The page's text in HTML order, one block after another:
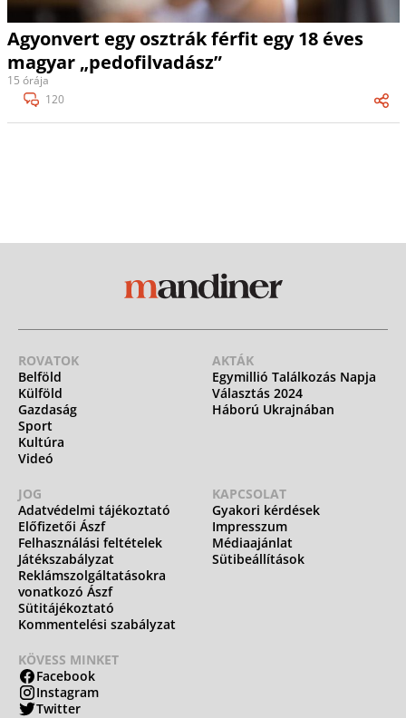
Agyonvert egy osztrák férfit egy 18 éves
magyar „pedofilvadász”
15 órája
120
ROVATOK
Belföld
Külföld
Gazdaság
Sport
Kultúra
Videó
AKTÁK
Egymillió Találkozás Napja
Választás 2024
Háború Ukrajnában
JOG
Adatvédelmi tájékoztató
Előfizetői Ászf
Felhasználási feltételek
Játékszabályzat
Reklámszolgáltatásokra
vonatkozó Ászf
Sütitájékoztató
Kommentelési szabályzat
KAPCSOLAT
Gyakori kérdések
Impresszum
Médiaajánlat
Sütibeállítások
KÖVESS MINKET
Facebook
Instagram
Twitter